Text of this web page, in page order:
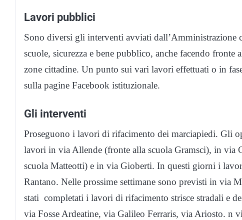
Lavori pubblici
Sono diversi gli interventi avviati dall’Amministrazione
scuole, sicurezza e bene pubblico, anche facendo
zone cittadine. Un punto sui vari lavori effettuati o in
sulla pagine Facebook istituzionale.
Gli interventi
Proseguono i lavori di rifacimento dei marciapiedi. Gli
lavori in via Allende (fronte alla scuola Gramsci), in via
scuola Matteotti) e in via Gioberti. In questi giorni i
Rantano. Nelle prossime settimane sono previsti in via
stati completati i lavori di rifacimento strisce stradali e
via Fosse Ardeatine, via Galileo Ferraris, via Ariosto. n